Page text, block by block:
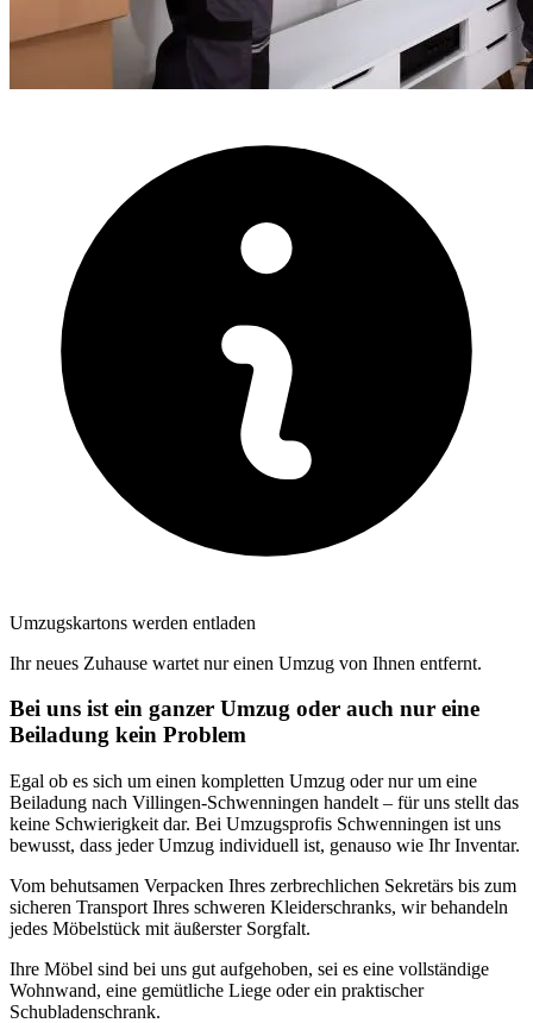
Umzugskartons werden entladen
Ihr neues Zuhause wartet nur einen Umzug von Ihnen entfernt.
Bei uns ist ein ganzer Umzug oder auch nur eine
Beiladung kein Problem
Egal ob es sich um einen kompletten Umzug oder nur um eine
Beiladung nach Villingen-Schwenningen handelt – für uns stellt das
keine Schwierigkeit dar. Bei Umzugsprofis Schwenningen ist uns
bewusst, dass jeder Umzug individuell ist, genauso wie Ihr Inventar.
Vom behutsamen Verpacken Ihres zerbrechlichen Sekretärs bis zum
sicheren Transport Ihres schweren Kleiderschranks, wir behandeln
jedes Möbelstück mit äußerster Sorgfalt.
Ihre Möbel sind bei uns gut aufgehoben, sei es eine vollständige
Wohnwand, eine gemütliche Liege oder ein praktischer
Schubladenschrank.